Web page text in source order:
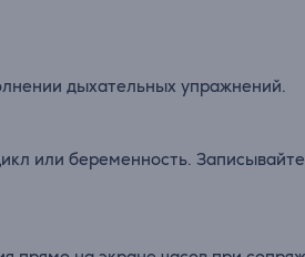
дыхательных упражнений.
или беременность.